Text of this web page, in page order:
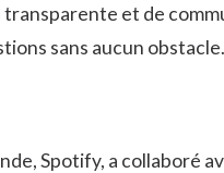
et de
sans aucun obstacle.
Spotify, a collaboré